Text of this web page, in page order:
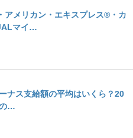
アメリカン・エキスプレス®・カ
マイ…
ナス支給額の平均はいくら？20
…